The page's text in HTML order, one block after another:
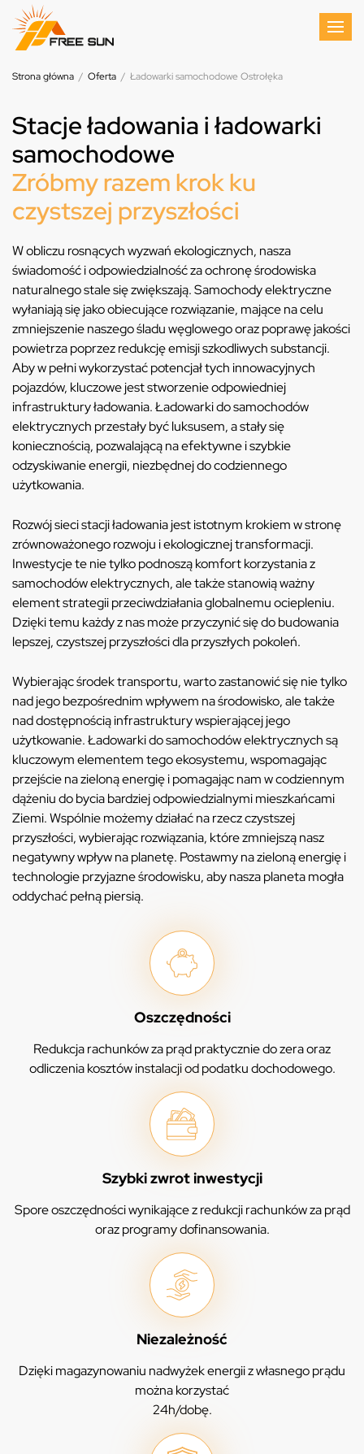
Strona główna / Oferta / Ładowarki samochodowe Ostrołęka
Stacje ładowania i ładowarki
samochodowe
Zróbmy razem krok ku
czystszej przyszłości
W obliczu rosnących wyzwań ekologicznych, nasza
świadomość i odpowiedzialność za ochronę środowiska
naturalnego stale się zwiększają. Samochody elektryczne
wyłaniają się jako obiecujące rozwiązanie, mające na celu
zmniejszenie naszego śladu węglowego oraz poprawę jakości
powietrza poprzez redukcję emisji szkodliwych substancji.
Aby w pełni wykorzystać potencjał tych innowacyjnych
pojazdów, kluczowe jest stworzenie odpowiedniej
infrastruktury ładowania. Ładowarki do samochodów
elektrycznych przestały być luksusem, a stały się
koniecznością, pozwalającą na efektywne i szybkie
odzyskiwanie energii, niezbędnej do codziennego
użytkowania.
Rozwój sieci stacji ładowania jest istotnym krokiem w stronę
zrównoważonego rozwoju i ekologicznej transformacji.
Inwestycje te nie tylko podnoszą komfort korzystania z
samochodów elektrycznych, ale także stanowią ważny
element strategii przeciwdziałania globalnemu ociepleniu.
Dzięki temu każdy z nas może przyczynić się do budowania
lepszej, czystszej przyszłości dla przyszłych pokoleń.
Wybierając środek transportu, warto zastanowić się nie tylko
nad jego bezpośrednim wpływem na środowisko, ale także
nad dostępnością infrastruktury wspierającej jego
użytkowanie. Ładowarki do samochodów elektrycznych są
kluczowym elementem tego ekosystemu, wspomagając
przejście na zieloną energię i pomagając nam w codziennym
dążeniu do bycia bardziej odpowiedzialnymi mieszkańcami
Ziemi. Wspólnie możemy działać na rzecz czystszej
przyszłości, wybierając rozwiązania, które zmniejszą nasz
negatywny wpływ na planetę. Postawmy na zieloną energię i
technologie przyjazne środowisku, aby nasza planeta mogła
oddychać pełną piersią.
Oszczędności
Redukcja rachunków za prąd praktycznie do zera oraz
odliczenia kosztów instalacji od podatku dochodowego.
Szybki zwrot inwestycji
Spore oszczędności wynikające z redukcji rachunków za prąd
oraz programy dofinansowania.
Niezależność
Dzięki magazynowaniu nadwyżek energii z własnego prądu
można korzystać
24h/dobę.